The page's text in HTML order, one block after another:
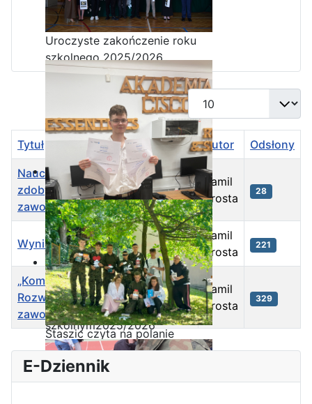
Uroczyste zakończenie roku
szkolnego 2025/2026
Ostatnia garść certyfikatów
Akademii CISCO w roku
szkolnym2025/2026
Staszic czyta na polanie
Pokaż #
Spis artykułów
Tytuł Autor Odsłony
Nauczyciele ZSP w Iłży
zdobywali doświadczenie
zawodowe w Portugalii
Kamil
Krosta
28
Wyniki rekrutacji nauczycieli
Kamil
Krosta
221
„Kompetencje przyszłości.
Rozwój umiejętności
zawodowych w Portugalii”
Kamil
Krosta
329
E-Dziennik